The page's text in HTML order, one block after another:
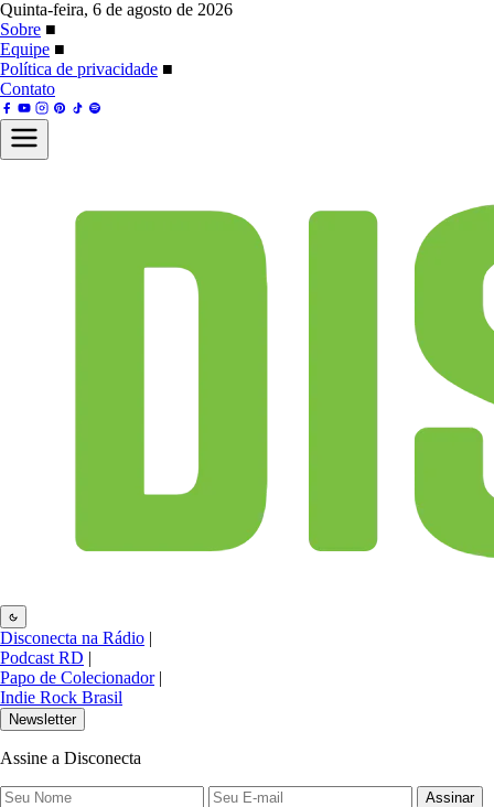
Quinta-feira, 6 de agosto de 2026
Sobre ■
Equipe ■
Política de privacidade ■
Contato
Disconecta na Rádio |
Podcast RD |
Papo de Colecionador |
Indie Rock Brasil
Newsletter
Assine a Disconecta
Assinar